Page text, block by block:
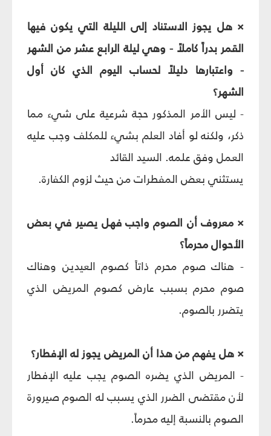
× هل يجوز الاستناد إلى الليلة التي يكون فيها
القمر بدراً كاملاً - وهي ليلة الرابع عشر من الشهر
- واعتبارها دليلاً لحساب اليوم الذي كان أول
الشهر؟
- ليس الأمر المذكور حجة شرعية على شيء مما
ذكر، ولكنه لو أفاد العلم بشيء للمكلف وجب عليه
العمل وفق علمه. السيد القائد
يستثني بعض المفطرات من حيث لزوم الكفارة.
× معروف أن الصوم واجب فهل يصير في بعض
الأحوال محرماً؟
- هناك صوم محرم ذاتاً كصوم العيدين وهناك
صوم محرم بسبب عارض كصوم المريض الذي
يتضرر بالصوم.
× هل يفهم من هذا أن المريض يجوز له الإفطار؟
- المريض الذي يضره الصوم يجب عليه الإفطار
لأن مقتضى الضرر الذي يسبب له الصوم صيرورة
الصوم بالنسبة إليه محرماً.